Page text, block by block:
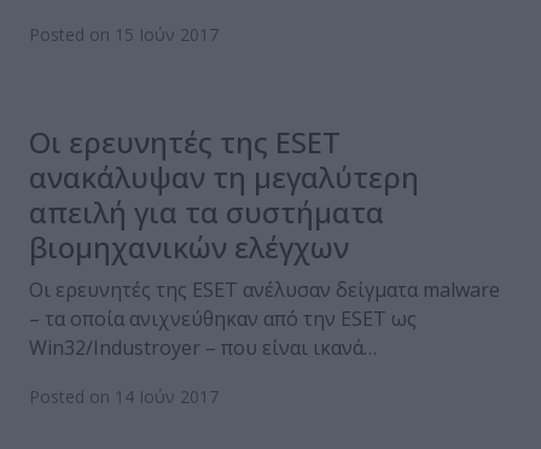
Posted on 15 Ιούν 2017
Οι ερευνητές της ESET
ανακάλυψαν τη μεγαλύτερη
απειλή για τα συστήματα
βιομηχανικών ελέγχων
Οι ερευνητές της ESET ανέλυσαν δείγματα malware
– τα οποία ανιχνεύθηκαν από την ESET ως
Win32/Industroyer – που είναι ικανά…
Posted on 14 Ιούν 2017